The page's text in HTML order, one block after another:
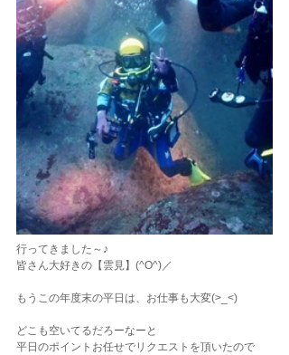
行ってきました～♪
皆さん大好きの【雲見】(^O^)／
もうこの年度末の平日は、お仕事も大変(>_<)
どこも空いてるだろーなーと
平日のポイントお任せでリクエストを頂いたので